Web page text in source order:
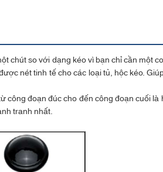
chút so với dạng kéo vì bạn chỉ cần một
nét tinh tế cho các loại tủ, hộc kéo.
đoạn đúc cho đến công đoạn cuối là
tranh nhất.